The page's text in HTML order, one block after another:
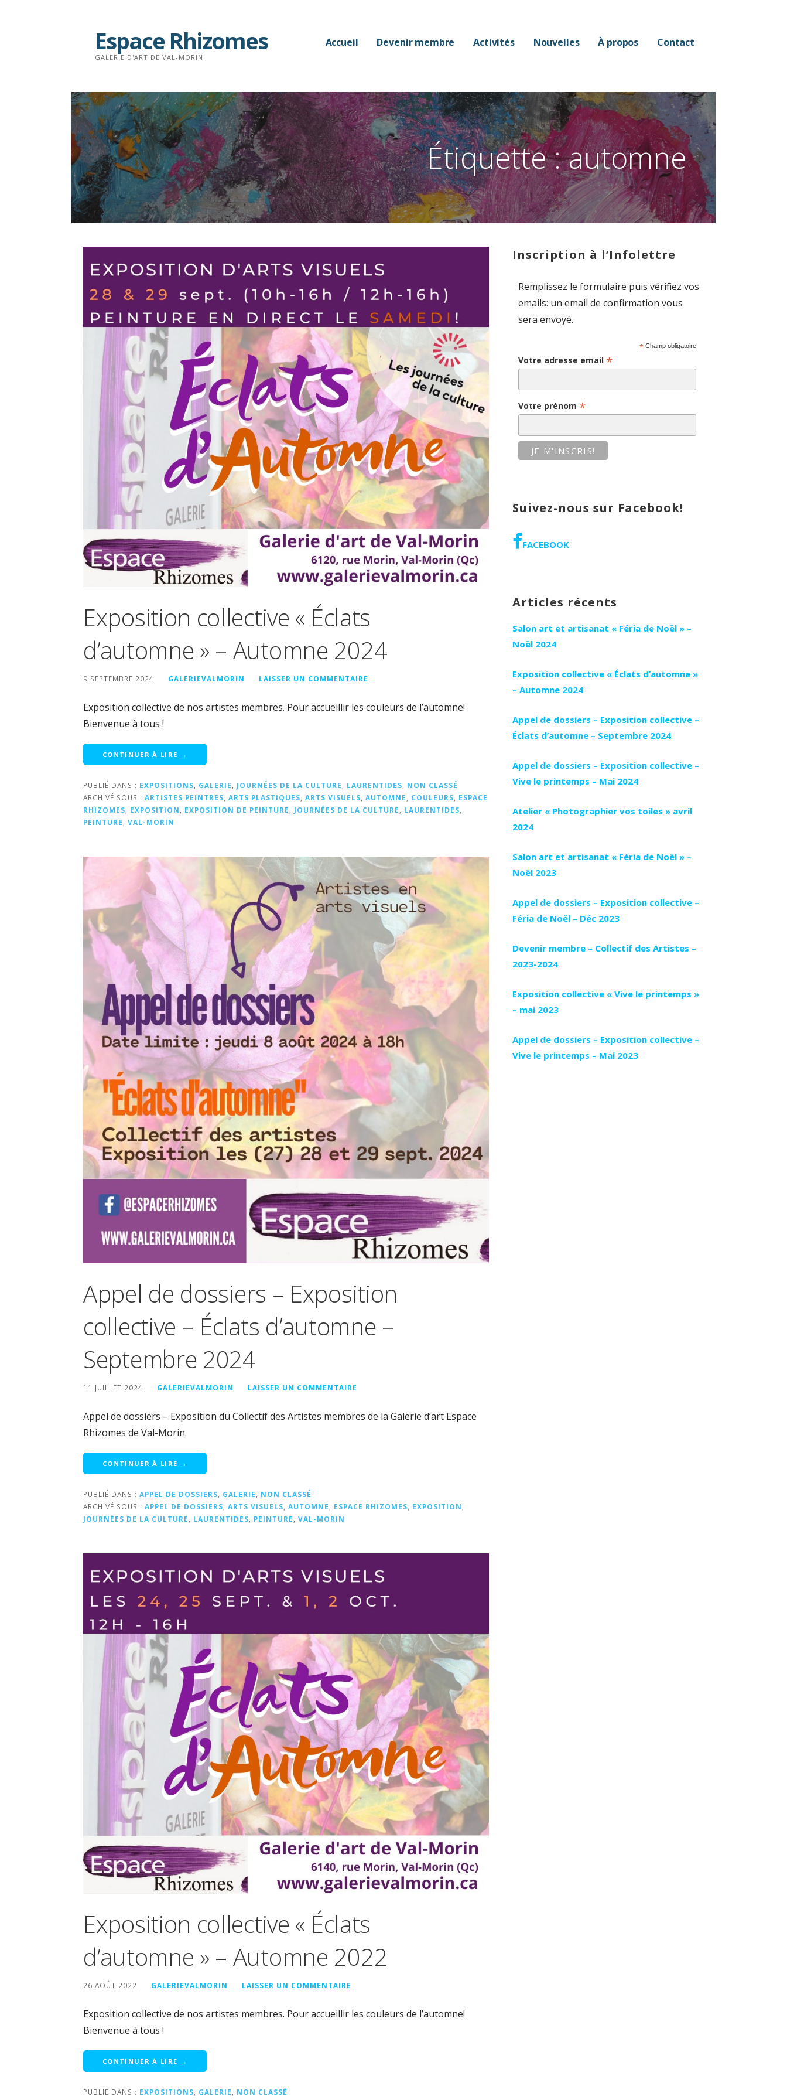
Espace Rhizomes
GALERIE D'ART DE VAL-MORIN
Accueil Devenir membre Activités Nouvelles À propos Contact
Étiquette : automne
Exposition collective « Éclats
d’automne » – Automne 2024
9 SEPTEMBRE 2024 GALERIEVALMORIN LAISSER UN COMMENTAIRE
Exposition collective de nos artistes membres. Pour accueillir les couleurs de l’automne!
Bienvenue à tous !
CONTINUER À LIRE →
PUBLIÉ DANS : EXPOSITIONS, GALERIE, JOURNÉES DE LA CULTURE, LAURENTIDES, NON CLASSÉ
ARCHIVÉ SOUS : ARTISTES PEINTRES, ARTS PLASTIQUES, ARTS VISUELS, AUTOMNE, COULEURS, ESPACE
RHIZOMES, EXPOSITION, EXPOSITION DE PEINTURE, JOURNÉES DE LA CULTURE, LAURENTIDES,
PEINTURE, VAL-MORIN
Appel de dossiers – Exposition
collective – Éclats d’automne –
Septembre 2024
11 JUILLET 2024 GALERIEVALMORIN LAISSER UN COMMENTAIRE
Appel de dossiers – Exposition du Collectif des Artistes membres de la Galerie d’art Espace
Rhizomes de Val-Morin.
CONTINUER À LIRE →
PUBLIÉ DANS : APPEL DE DOSSIERS GALERIE
NON CLASSÉ
ARCHIVÉ SOUS : APPEL DE DOSSIERS ARTS VISUELS AUTOMNE ESPACE RHIZOMES EXPOSITION
JOURNÉES DE LA CULTURE
LAURENTIDES PEINTURE VAL-MORIN
Exposition collective « Éclats
d’automne » – Automne 2022
26 AOÛT 2022 GALERIEVALMORIN LAISSER UN COMMENTAIRE
Exposition collective de nos artistes membres. Pour accueillir les couleurs de l’automne!
Bienvenue à tous !
CONTINUER À LIRE →
PUBLIÉ DANS : EXPOSITIONS GALERIE
NON CLASSÉ
Inscription à l’Infolettre
Remplissez le formulaire puis vérifiez vos
emails: un email de confirmation vous
sera envoyé.
* Champ obligatoire
Votre adresse email *
Votre prénom *
Suivez-nous sur Facebook!
FACEBOOK
Articles récents
Salon art et artisanat « Féria de Noël » –
Noël 2024
Exposition collective « Éclats d’automne »
– Automne 2024
Appel de dossiers – Exposition collective –
Éclats d’automne – Septembre 2024
Appel de dossiers – Exposition collective –
Vive le printemps – Mai 2024
Atelier « Photographier vos toiles » avril
2024
Salon art et artisanat « Féria de Noël » –
Noël 2023
Appel de dossiers – Exposition collective –
Féria de Noël – Déc 2023
Devenir membre – Collectif des Artistes –
2023-2024
Exposition collective « Vive le printemps »
– mai 2023
Appel de dossiers – Exposition collective –
Vive le printemps – Mai 2023